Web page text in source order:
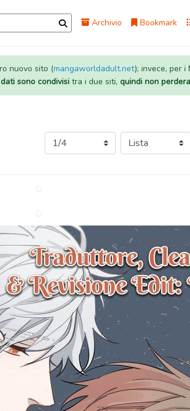
Archivio Bookmark
nuovo sito (mangaworldadult.net); invece, per i
sono condivisitra i due siti, quindi non